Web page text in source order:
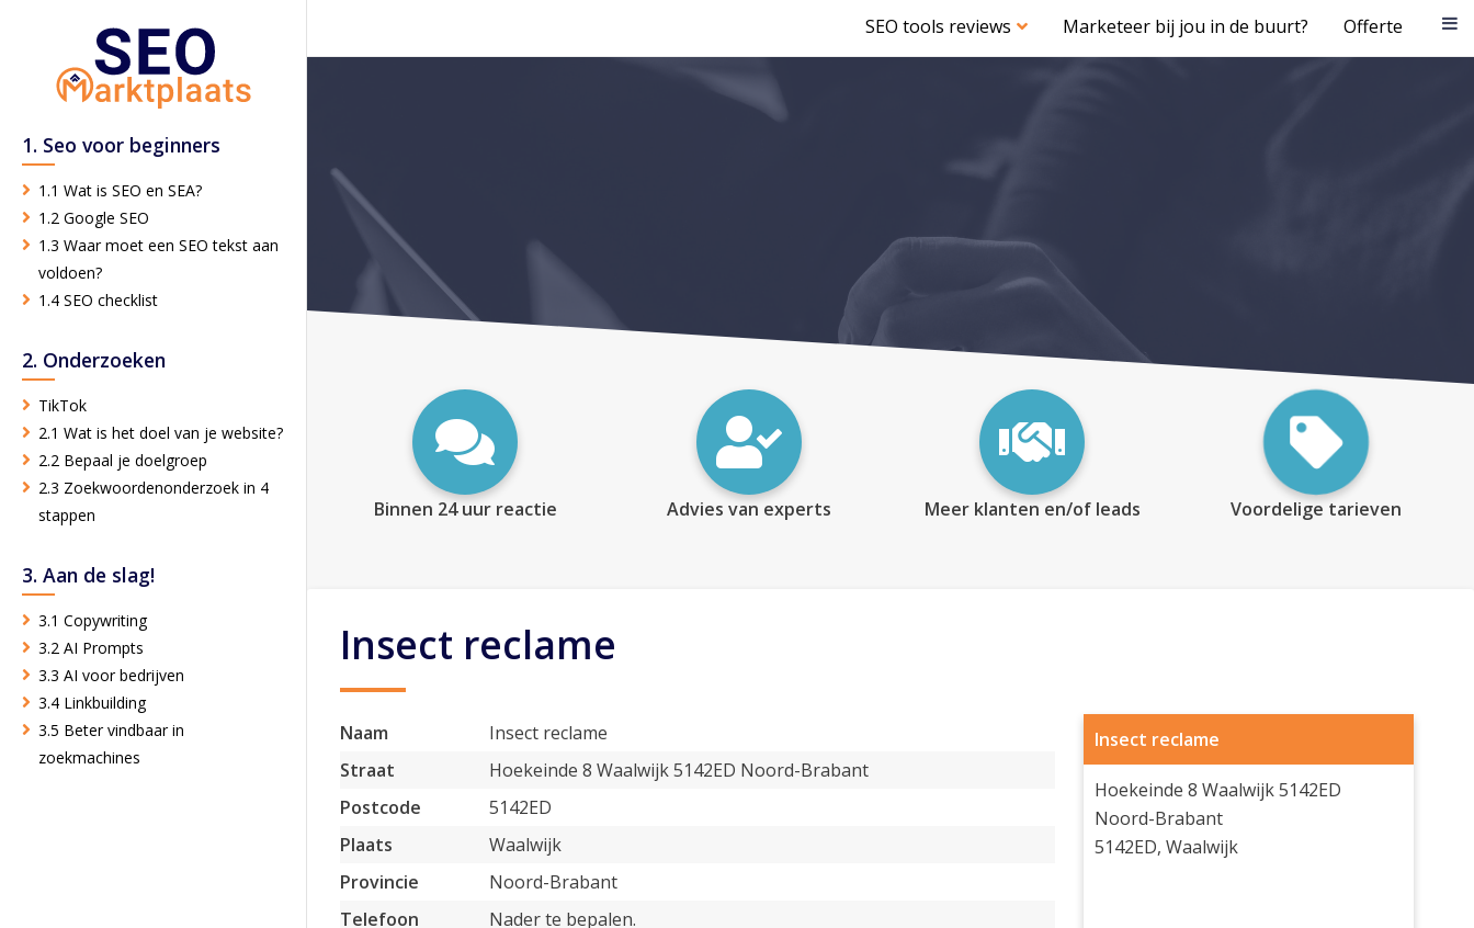
SEO tools reviews Marketeer bij jou in de buurt? Offerte
1. Seo voor beginners
1.1 Wat is SEO en SEA?
1.2 Google SEO
1.3 Waar moet een SEO tekst aan
voldoen?
1.4 SEO checklist
2. Onderzoeken
TikTok
2.1 Wat is het doel van je website?
2.2 Bepaal je doelgroep
2.3 Zoekwoordenonderzoek in 4
stappen
3. Aan de slag!
3.1 Copywriting
3.2 AI Prompts
3.3 AI voor bedrijven
3.4 Linkbuilding
3.5 Beter vindbaar in
zoekmachines
Binnen 24 uur reactie Advies van experts Meer klanten en/of leads Voordelige tarieven
Insect reclame
Naam
Insect reclame
Straat
Hoekeinde 8 Waalwijk 5142ED Noord-Brabant
Postcode
5142ED
Plaats
Waalwijk
Provincie
Noord-Brabant
Telefoon
Nader te bepalen.
Insect reclame
Hoekeinde 8 Waalwijk 5142ED
Noord-Brabant
5142ED, Waalwijk